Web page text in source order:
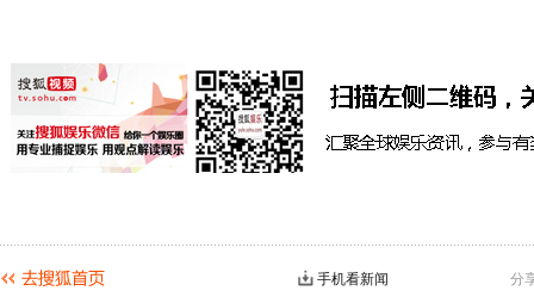
分
手机看新闻